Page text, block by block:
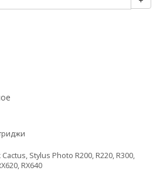
, Stylus Photo R200, R220, R300,
, RX640